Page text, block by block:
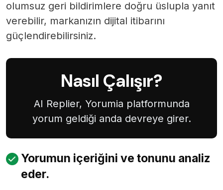
olumsuz geri bildirimlere doğru üslupla yanıt
verebilir, markanızın dijital itibarını
güçlendirebilirsiniz.
Nasıl Çalışır?
AI Replier, Yorumia platformunda
yorum geldiği anda devreye girer.
Yorumun içeriğini ve tonunu analiz
eder.